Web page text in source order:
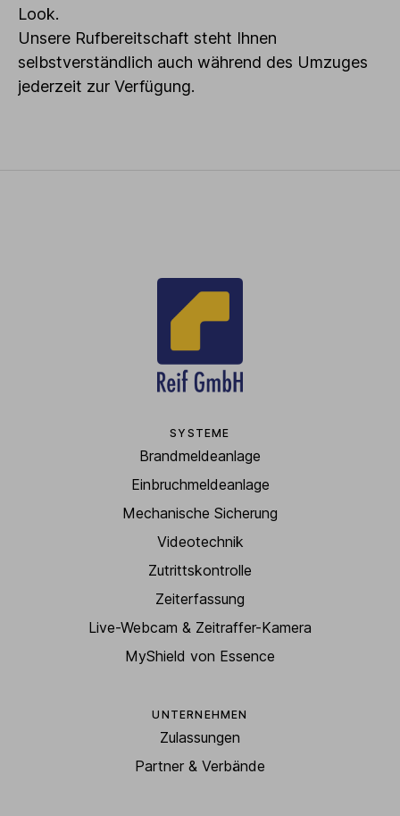
Look.
Unsere Rufbereitschaft steht Ihnen
selbstverständlich auch während des Umzuges
jederzeit zur Verfügung.
SYSTEME
Brandmeldeanlage
Einbruchmeldeanlage
Mechanische Sicherung
Videotechnik
Zutrittskontrolle
Zeiterfassung
Live-Webcam & Zeitraffer-Kamera
MyShield von Essence
UNTERNEHMEN
Zulassungen
Partner & Verbände